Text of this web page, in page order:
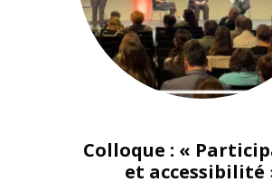
Colloque : «
et accessibilité